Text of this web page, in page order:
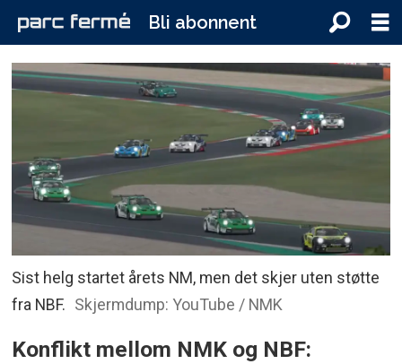
Bli abonnent
Sist helg startet årets NM, men det skjer uten støtte
fra NBF. Skjermdump: YouTube / NMK
Konflikt mellom NMK og NBF: